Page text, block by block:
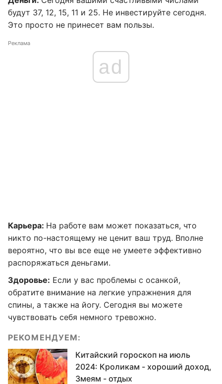
будут 37, 12, 15, 11 и 25. Не инвестируйте сегодня.
Это просто не принесет вам пользы.
Реклама
ad
Карьера: На работе вам может показаться, что
никто по-настоящему не ценит ваш труд. Вполне
вероятно, что вы все еще не умеете эффективно
распоряжаться деньгами.
Здоровье: Если у вас проблемы с осанкой,
обратите внимание на легкие упражнения для
спины, а также на йогу. Сегодня вы можете
чувствовать себя немного тревожно.
РЕКОМЕНДУЕМ:
Китайский гороскоп на июль
2024: Кроликам - хороший доход,
Змеям - отдых